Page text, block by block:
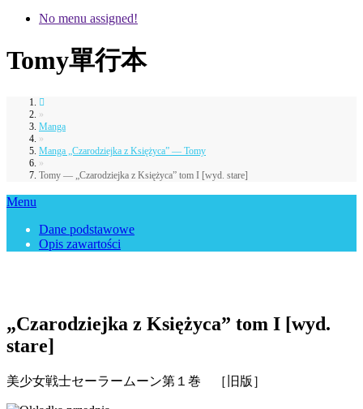
No menu assigned!
Tomy單行本
»
Manga
»
Manga „Czarodziejka z Księżyca” — Tomy
»
Tomy — „Czarodziejka z Księżyca” tom I [wyd. stare]
Menu
Dane podstawowe
Opis zawartości
„Czarodziejka z Księżyca” tom I [wyd.
stare]
美少女戦士セーラームーン第１巻 ［旧版］